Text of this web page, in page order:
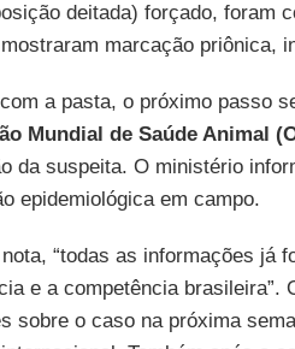
deitada) forçado, foram
marcação priônica,
a pasta, o próximo passo
Mundial de Saúde Animal
da suspeita. O ministério
epidemiológica em campo.
“todas as informações já
e a competência brasileira”.
sobre o caso na próxima